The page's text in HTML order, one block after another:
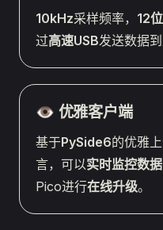
10kHz采样频率， 12
过高速USB发送数据
👁️ 优雅客户端
基于PySide6的优雅
言，可以实时监控数据
Pico进行在线升级。